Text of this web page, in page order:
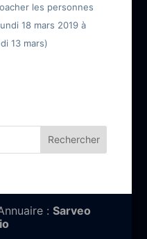
les personnes
18 mars 2019 à
13 mars)
:Sarveo